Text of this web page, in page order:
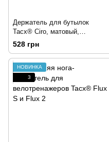
Держатель для бутылок
Tacx® Ciro, матовый,
флуоресцентный желтый
528 грн
НОВИНКА
3